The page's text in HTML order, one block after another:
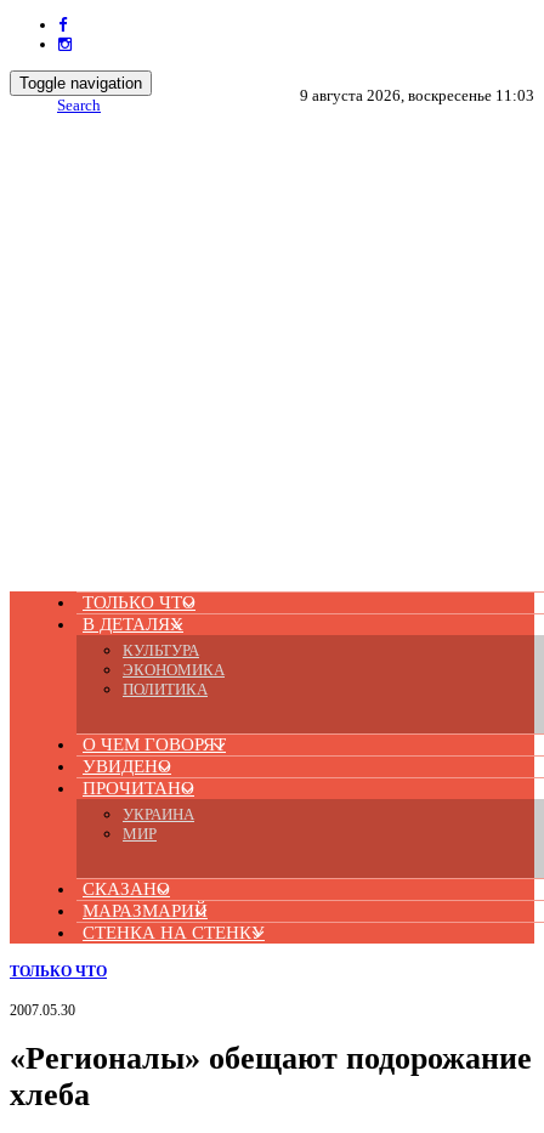
9 августа 2026, воскресенье 11:03
Toggle navigation
Search
ТОЛЬКО ЧТО
В ДЕТАЛЯХ
КУЛЬТУРА
ЭКОНОМИКА
ПОЛИТИКА
О ЧЕМ ГОВОРЯТ
УВИДЕНО
ПРОЧИТАНО
УКРАИНА
МИР
СКАЗАНО
МАРАЗМАРИЙ
СТЕНКА НА СТЕНКУ
ТОЛЬКО ЧТО
2007.05.30
«Регионалы» обещают подорожание
хлеба